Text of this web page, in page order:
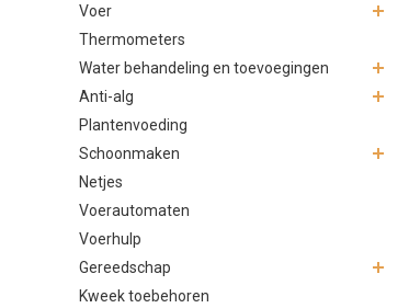
Voer
Thermometers
Water behandeling en toevoegingen
Anti-alg
Plantenvoeding
Schoonmaken
Netjes
Voerautomaten
Voerhulp
Gereedschap
Kweek toebehoren